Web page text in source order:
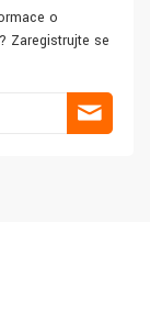
o
Zaregistrujte se